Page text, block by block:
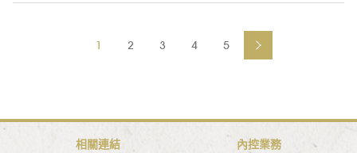
1 2 3 4 5
相關連結 內控業務